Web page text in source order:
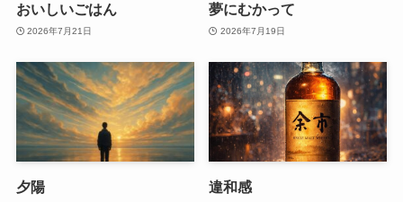
おいしいごはん
2026年7月21日
夢にむかって
2026年7月19日
夕陽 違和感